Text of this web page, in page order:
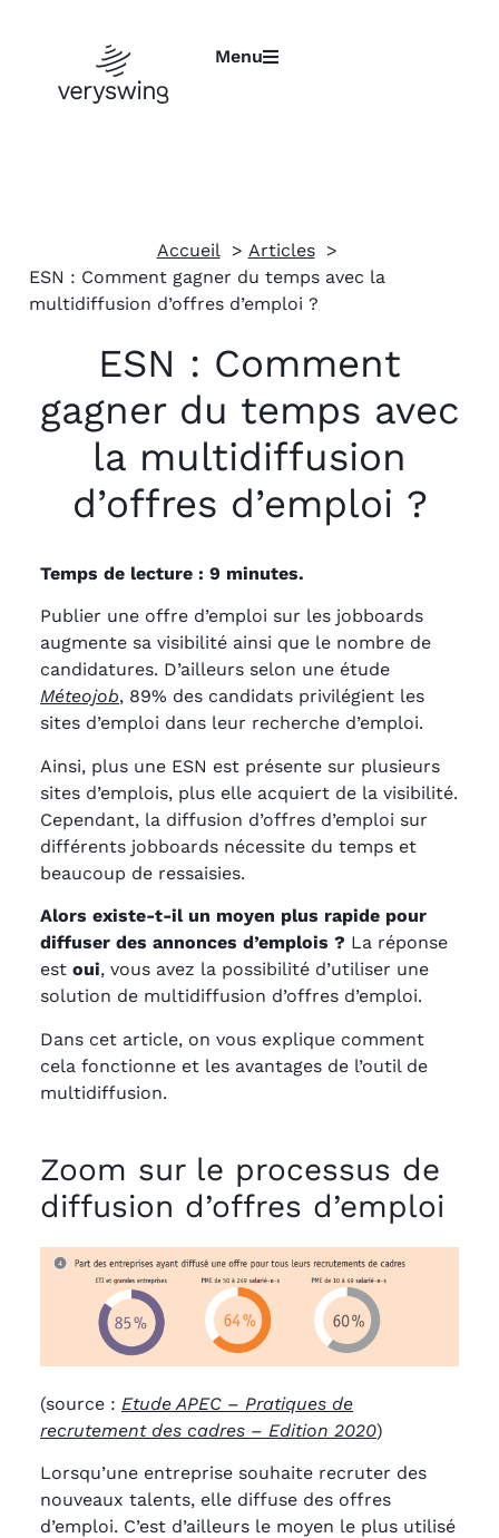
Menu
Accueil
Articles
ESN : Comment gagner du temps avec la
multidiffusion d’offres d’emploi ?
ESN : Comment
gagner du temps avec
la multidiffusion
d’offres d’emploi ?
Temps de lecture : 9 minutes.
Publier une offre d’emploi sur les jobboards
augmente sa visibilité ainsi que le nombre de
candidatures. D’ailleurs selon une étude
Méteojob, 89% des candidats privilégient les
sites d’emploi dans leur recherche d’emploi.
Ainsi, plus une ESN est présente sur plusieurs
sites d’emplois, plus elle acquiert de la visibilité.
Cependant, la diffusion d’offres d’emploi sur
différents jobboards nécessite du temps et
beaucoup de ressaisies.
Alors existe-t-il un moyen plus rapide pour
diffuser des annonces d’emplois ? La réponse
est oui, vous avez la possibilité d’utiliser une
solution de multidiffusion d’offres d’emploi.
Dans cet article, on vous explique comment
cela fonctionne et les avantages de l’outil de
multidiffusion.
Zoom sur le processus de
diffusion d’offres d’emploi
(source : Etude APEC – Pratiques de
recrutement des cadres – Edition 2020)
Lorsqu’une entreprise souhaite recruter des
nouveaux talents, elle diffuse des offres
d’emploi. C’est d’ailleurs le moyen le plus utilisé